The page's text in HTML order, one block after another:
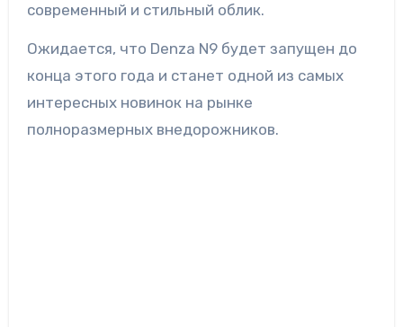
современный и стильный облик.
Ожидается, что Denza N9 будет запущен до
конца этого года и станет одной из самых
интересных новинок на рынке
полноразмерных внедорожников.